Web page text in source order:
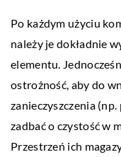
Po każdym użyciu
należy je dokładnie
elementu.
ostrożność, aby do
zanieczyszczenia
zadbać o czystość w
Przestrzeń ich